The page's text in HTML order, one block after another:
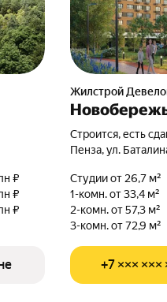
₽
₽
₽
Жилстрой
Строится, есть
Пенза, ул.
Студии от 26,7 м²
1-комн. от 33,4 м²
2-комн. от 57,3 м²
3-комн. от 72,9 м²
+7 ××× ×××